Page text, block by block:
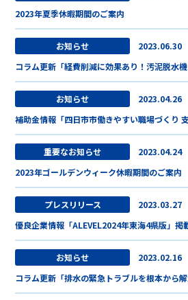
2023年夏季休暇期間のご案内
お知らせ
2023.06.30
コラム更新「経費削減に効果あり！汚泥脱水機
お知らせ
2023.04.26
補助金情報「四日市市働きやすい職場づくり
重要なお知らせ
2023.04.24
2023年ゴールデンウィーク休暇期間のご案内
プレスリリース
2023.03.27
優良企業情報「ALEVEL2024年東海4県版」掲
お知らせ
2023.02.16
コラム更新「排水の緊急トラブルを根本から解